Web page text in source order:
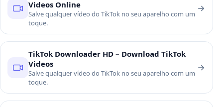
Videos Online
Salve qualquer vídeo do TikTok no seu aparelho com um
toque.
TikTok Downloader HD – Download TikTok
Videos
Salve qualquer vídeo do TikTok no seu aparelho com um
toque.